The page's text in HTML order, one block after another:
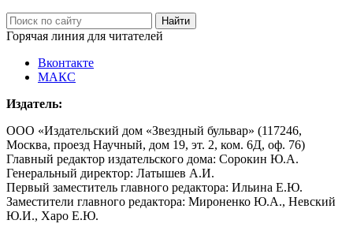
Горячая линия для читателей
Вконтакте
МАКС
Издатель:
ООО «Издательский дом «Звездный бульвар» (117246,
Москва, проезд Научный, дом 19, эт. 2, ком. 6Д, оф. 76)
Главный редактор издательского дома: Сорокин Ю.А.
Генеральный директор: Латышев А.И.
Первый заместитель главного редактора: Ильина Е.Ю.
Заместители главного редактора: Мироненко Ю.А., Невский
Ю.И., Харо Е.Ю.